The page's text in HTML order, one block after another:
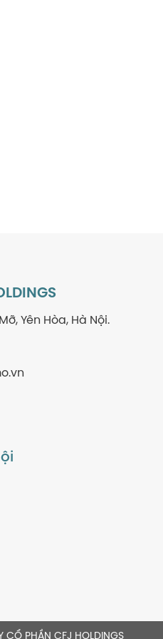
Yên Hòa, Hà Nội.
PHẦN CFJ HOLDINGS